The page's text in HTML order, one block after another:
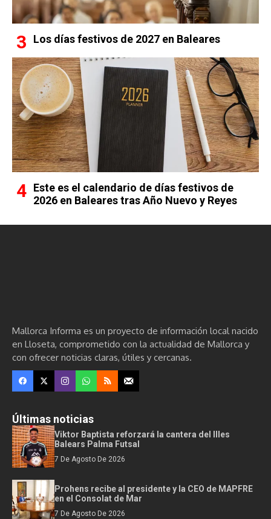
Los días festivos de 2027 en Baleares
Este es el calendario de días festivos de
2026 en Baleares tras Año Nuevo y Reyes
Mallorca Informa es un proyecto de información local nacido
en Lloseta, comprometido con la actualidad de Mallorca y
con ofrecer noticias claras, útiles y cercanas.
Últimas noticias
Viktor Baptista reforzará la cantera del Illes
Balears Palma Futsal
7 De Agosto De 2026
Prohens recibe al presidente y la CEO de MAPFRE
en el Consolat de Mar
7 De Agosto De 2026